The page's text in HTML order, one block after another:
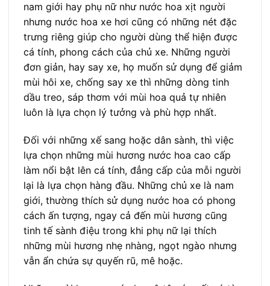
nam giới hay phụ nữ như nước hoa xịt người
nhưng nước hoa xe hơi cũng có những nét đặc
trưng riêng giúp cho người dùng thể hiện được
cá tính, phong cách của chủ xe. Những người
đơn giản, hay say xe, họ muốn sử dụng để giảm
mùi hôi xe, chống say xe thì những dòng tinh
dầu treo, sáp thơm với mùi hoa quả tự nhiên
luôn là lựa chọn lý tưởng và phù hợp nhất.
Đối với những xế sang hoặc dân sành, thì việc
lựa chọn những mùi hương nước hoa cao cấp
làm nổi bật lên cá tính, đẳng cấp của mỗi người
lại là lựa chọn hàng đầu. Những chủ xe là nam
giới, thường thích sử dụng nước hoa có phong
cách ấn tượng, ngay cả đến mùi hương cũng
tinh tế sành điệu trong khi phụ nữ lại thích
những mùi hương nhẹ nhàng, ngọt ngào nhưng
vẫn ẩn chứa sự quyến rũ, mê hoặc.